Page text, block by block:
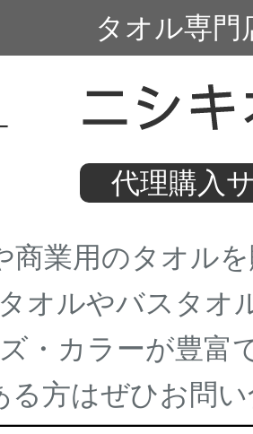
タオル専門
代理購入
業用のタオルを
ルやバスタオ
カラーが豊富
方はぜひお問い